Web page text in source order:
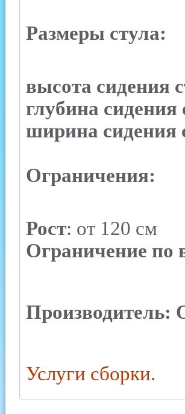
Размеры стула:
высота сидения
глубина сидения
ширина сидения
Ограничения:
Рост: от 120 см
Ограничение по
Услуги сборки.